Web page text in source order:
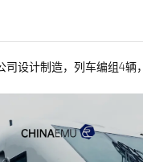
司设计制造，列车编组4辆